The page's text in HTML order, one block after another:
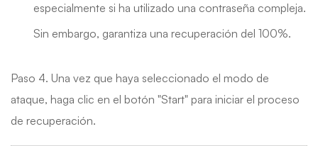
especialmente si ha utilizado una contraseña compleja.
Sin embargo, garantiza una recuperación del 100%.
Paso 4. Una vez que haya seleccionado el modo de
ataque, haga clic en el botón "Start" para iniciar el proceso
de recuperación.